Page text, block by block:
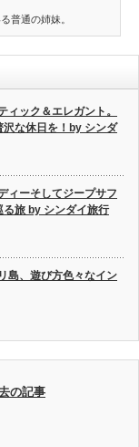
普通の姉妹。
ィック＆エレガント。
沢な休日を！by シンダ
ィーそしてジープサフ
る旅 by シンダイ旅行
島、遊び方色々なイン
の記事